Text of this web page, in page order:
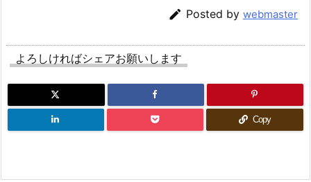
 Posted by webmaster
よろしければシェアお願いします
Copy